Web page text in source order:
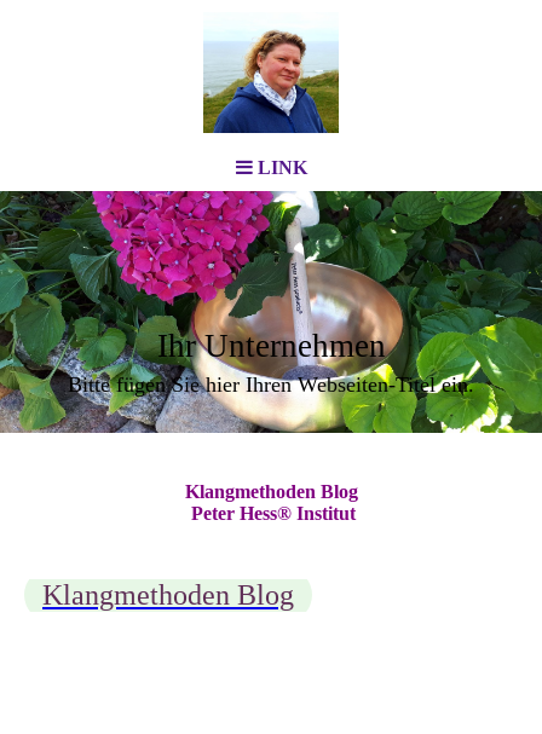
LINK
Ihr Unternehmen
Bitte fügen Sie hier Ihren Webseiten-Titel ein.
Klangmethoden Blog
Peter Hess® Institut
Klangmethoden Blog